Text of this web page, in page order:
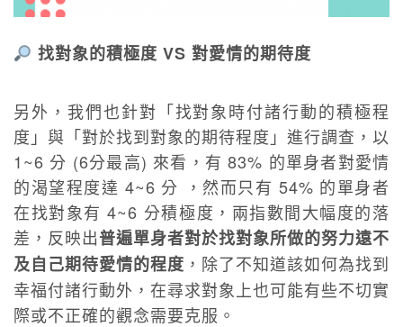
找對象的積極度 VS 對愛情的期待度
另外，我們也針對「找對象時付諸行動的積極程
度」與「對於找到對象的期待程度」進行調查，以
1~6 分 (6分最高) 來看，有 83% 的單身者對愛情
的渴望程度達 4~6 分 ，然而只有 54% 的單身者
在找對象有 4~6 分積極度，兩指數間大幅度的落
差，反映出普遍單身者對於找對象所做的努力遠不
及自己期待愛情的程度 ，除了不知道該如何為找到
幸福付諸行動外，在尋求對象上也可能有些不切實
際或不正確的觀念需要克服。